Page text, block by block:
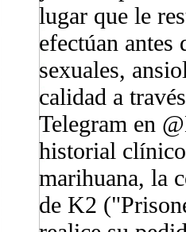
lugar que le
efectúan
sexuales,
calidad a
Telegram en
historial
marihuana, la
de K2